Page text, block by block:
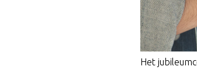
Het